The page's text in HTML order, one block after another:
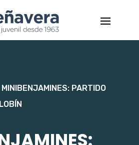
MINIBENJAMINES: PARTIDO